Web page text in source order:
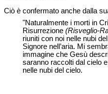
Ciò è confermato anche dalla
"Naturalmente i morti in
Risurrezione (Risveglio-
riuniti con noi nelle nubi
Signore nell’aria. Mi
immagine che Gesù
saranno raccolti dal cielo
nelle nubi del cielo.